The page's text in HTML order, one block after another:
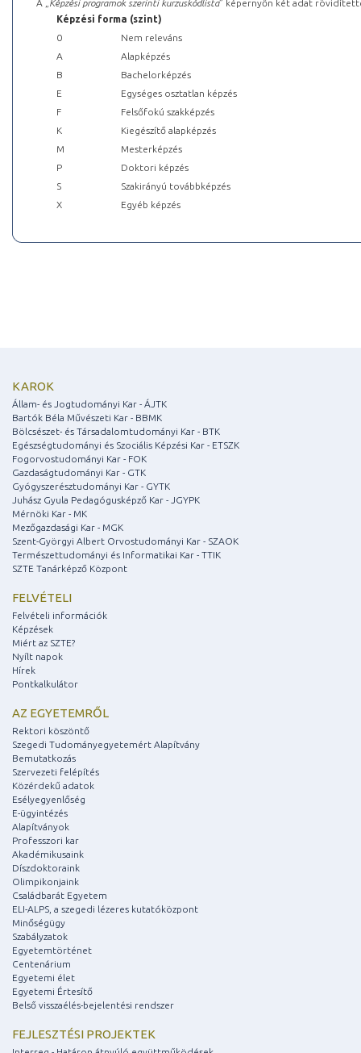
A „ Képzési programok szerinti kurzuskódlista” képernyőn két adat
Képzési forma (szint)
0
Nem releváns
A
Alapképzés
B
Bachelorképzés
E
Egységes osztatlan képzés
F
Felsőfokú szakképzés
K
Kiegészítő alapképzés
M
Mesterképzés
P
Doktori képzés
S
Szakirányú továbbképzés
X
Egyéb képzés
KAROK
Állam- és Jogtudományi Kar - ÁJTK
Bartók Béla Művészeti Kar - BBMK
Bölcsészet- és Társadalomtudományi Kar - BTK
Egészségtudományi és Szociális Képzési Kar - ETSZK
Fogorvostudományi Kar - FOK
Gazdaságtudományi Kar - GTK
Gyógyszerésztudományi Kar - GYTK
Juhász Gyula Pedagógusképző Kar - JGYPK
Mérnöki Kar - MK
Mezőgazdasági Kar - MGK
Szent-Györgyi Albert Orvostudományi Kar - SZAOK
Természettudományi és Informatikai Kar - TTIK
SZTE Tanárképző Központ
FELVÉTELI
Felvételi információk
Képzések
Miért az SZTE?
Nyílt napok
Hírek
Pontkalkulátor
AZ EGYETEMRŐL
Rektori köszöntő
Szegedi Tudományegyetemért Alapítvány
Bemutatkozás
Szervezeti felépítés
Közérdekű adatok
Esélyegyenlőség
E-ügyintézés
Alapítványok
Professzori kar
Akadémikusaink
Díszdoktoraink
Olimpikonjaink
Családbarát Egyetem
ELI-ALPS, a szegedi lézeres kutatóközpont
Minőségügy
Szabályzatok
Egyetemtörténet
Centenárium
Egyetemi élet
Egyetemi Értesítő
Belső visszaélés-bejelentési rendszer
FEJLESZTÉSI PROJEKTEK